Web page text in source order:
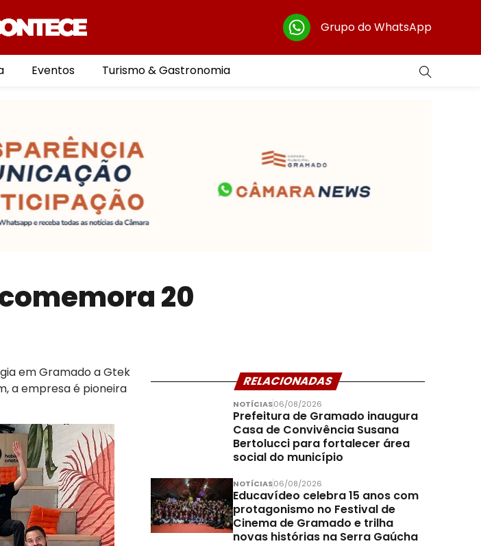
Grupo do WhatsApp
Eventos Turismo & Gastronomia
20
em Gramado a Gtek
a empresa é pioneira
RELACIONADAS
NOTÍCIAS06/08/2026
Prefeitura de Gramado inaugura
Casa de Convivência Susana
Bertolucci para fortalecer área
social do município
NOTÍCIAS06/08/2026
Educavídeo celebra 15 anos com
protagonismo no Festival de
Cinema de Gramado e trilha
novas histórias na Serra Gaúcha